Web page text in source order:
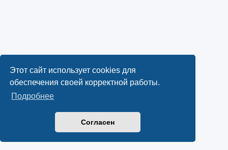
Этот сайт использует cookies для
обеспечения своей корректной работы.
Подробнее
Согласен